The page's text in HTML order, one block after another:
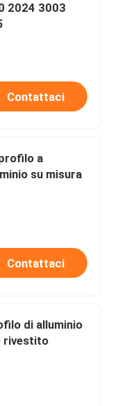
2024 3003
Contattaci
a
su misura
Contattaci
di alluminio
rivestito